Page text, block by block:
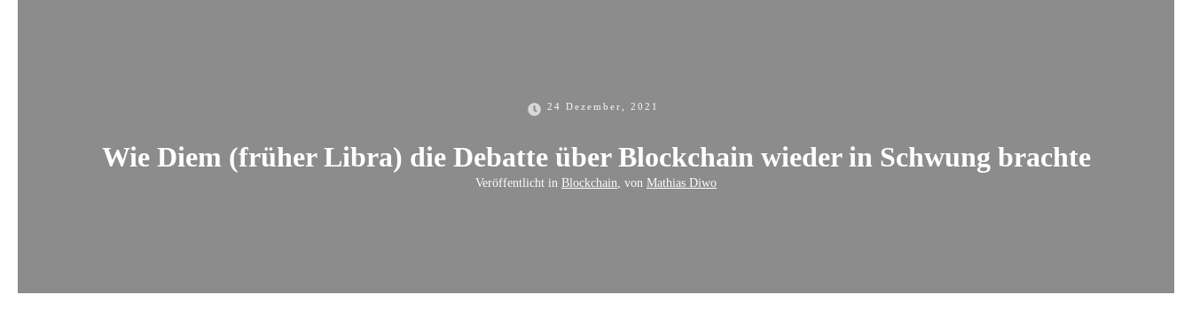
24 Dezember, 2021
Wie Diem (früher Libra) die Debatte über Blockchain wieder in Schwung brachte
Veröffentlicht in Blockchain , von Mathias Diwo